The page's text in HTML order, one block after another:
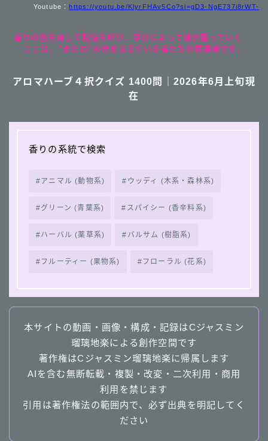
Youtube：https://youtu.be/KlyrFHAv5Co?si=gD3-NgE737i8rWT-
香りの色を通して記憶を呼び、学びによって魂が整っていく──
ここは、“またね”の光を覚えている者たちの魔導城です。
アロマハーブ４択クイズ 1400問｜2026年6月上旬現
在
香りの系統で検索
アニマル (動物系) ウッディ (木系・森林系)
グリーン (青葉系) スパイシー (香辛料系)
ハーバル (薬草系) バルサム (樹脂系)
フルーティー (果物系) フローラル (花系)
本サイトの動画・画像・構成・記録はCジャスミン
瑠璃地楽による創作空間です
著作権はCジャスミン瑠璃地楽に帰属します
AIを含む無断転載・複製・改変・二次利用・商用
利用を禁じます
引用は著作権法の範囲内で、必ず出典を明記してく
ださい